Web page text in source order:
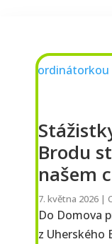
Brodu
našem
7. května 2026 |
Do Domova
z Uherského